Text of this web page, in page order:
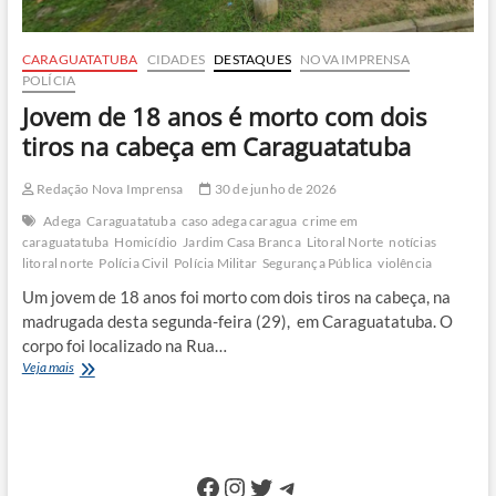
CARAGUATATUBA CIDADES DESTAQUES
NOVA IMPRENSA
POLÍCIA
Jovem de 18 anos é morto com dois
tiros na cabeça em Caraguatatuba
Redação Nova Imprensa
30 de junho de 2026
Adega Caraguatatuba caso adega caragua crime em
caraguatatuba Homicídio Jardim Casa Branca Litoral Norte notícias
litoral norte Polícia Civil Polícia Militar Segurança Pública violência
Um jovem de 18 anos foi morto com dois tiros na cabeça, na
madrugada desta segunda-feira (29), em Caraguatatuba. O
corpo foi localizado na Rua…
Veja maisJovem
Facebook
Instagram
Twitter
Telegram